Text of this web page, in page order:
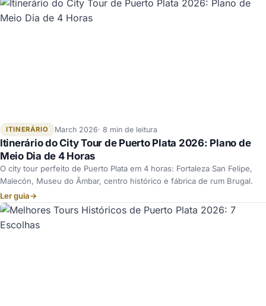
ITINERÁRIO March 2026 8 min de leitura
Itinerário do City Tour de Puerto Plata 2026: Plano de
Meio Dia de 4 Horas
O city tour perfeito de Puerto Plata em 4 horas: Fortaleza San Felipe,
Malecón, Museu do Âmbar, centro histórico e fábrica de rum Brugal.
Ler guia→